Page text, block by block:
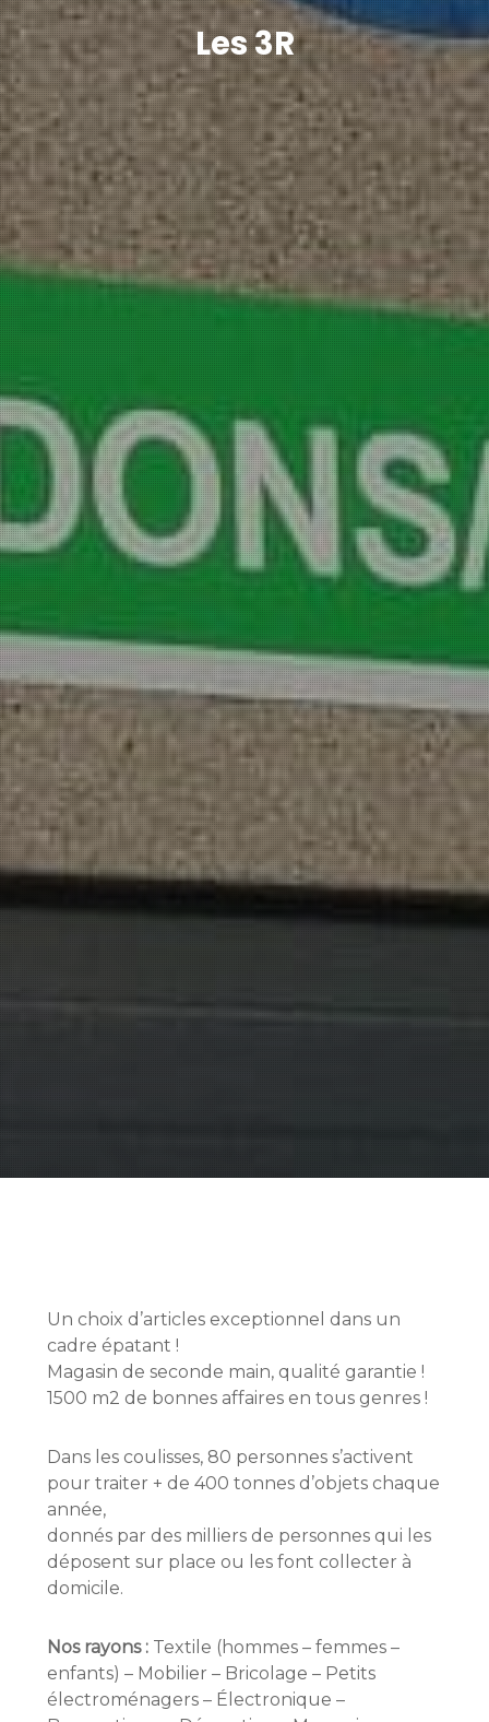
Les 3R
Un choix d’articles exceptionnel dans un
cadre épatant !
Magasin de seconde main, qualité garantie !
1500 m2 de bonnes affaires en tous genres !
Dans les coulisses, 80 personnes s’activent
pour traiter + de 400 tonnes d’objets chaque
année,
donnés par des milliers de personnes qui les
déposent sur place ou les font collecter à
domicile.
Nos rayons :Textile (hommes – femmes –
enfants) – Mobilier – Bricolage – Petits
électroménagers – Électronique –